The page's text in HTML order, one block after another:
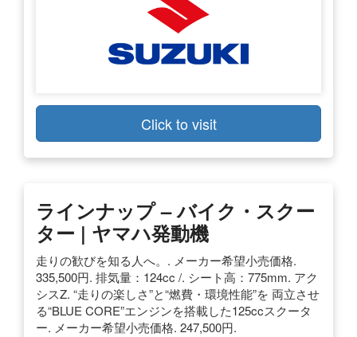
Click to visit
ラインナップ – バイク・スクー
ター | ヤマハ発動機
走りの歓びを知る人へ。. メーカー希望小売価格.
335,500円. 排気量：124cc /. シート高：775mm. アク
シスZ. “走りの楽しさ”と“燃費・環境性能”を 両立させ
る“BLUE CORE”エンジンを搭載した125ccスクータ
ー. メーカー希望小売価格. 247,500円.